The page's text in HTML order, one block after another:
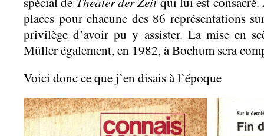
places pour chacune des 86 représentations
privilège d’avoir pu y assister. La mise en
Müller également, en 1982, à Bochum sera
Voici donc ce que j’en disais à l’époque